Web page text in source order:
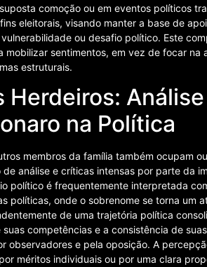
comoção ou em eventos políticos
eleitorais, visando manter a base de
ou desafio político. Este
mobilizar sentimentos, em vez de focar na
estruturais.
Herdeiros:
na Política
membros da família também ocupam
análise e críticas intensas por parte da
político é frequentemente interpretada
políticas, onde o sobrenome se torna um
de uma trajetória política
competências e a consistência de
observadores e pela oposição. A
méritos individuais ou por uma clara